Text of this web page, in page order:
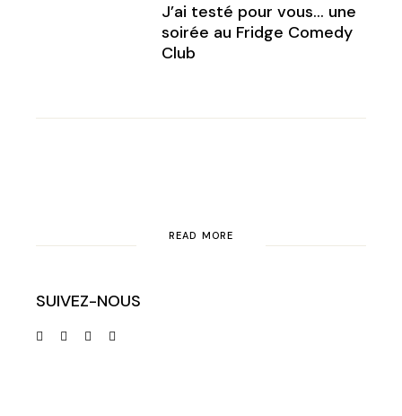
J’ai testé pour vous… une
soirée au Fridge Comedy
Club
READ MORE
SUIVEZ-NOUS